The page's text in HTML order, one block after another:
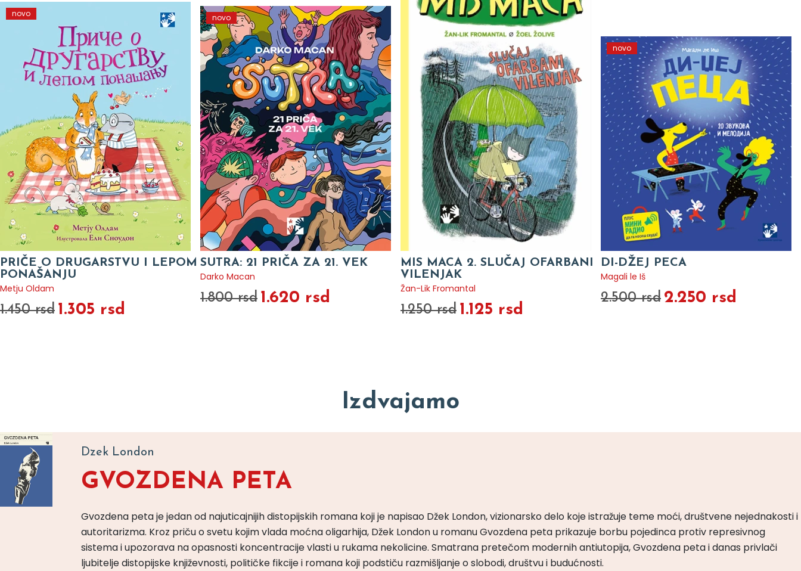
novo
PRIČE O DRUGARSTVU I LEPOM
PONAŠANJU
Metju Oldam
1.450 rsd 1.305 rsd
novo
SUTRA: 21 PRIČA ZA 21. VEK
Darko Macan
1.800 rsd 1.620 rsd
MIS MACA 2. SLUČAJ OFARBANI
VILENJAK
Žan-Lik Fromantal
1.250 rsd 1.125 rsd
novo
DI-DŽEJ PECA
Magali le Iš
2.500 rsd 2.250 rsd
Izdvajamo
Dzek London
GVOZDENA PETA
Gvozdena peta je jedan od najuticajnijih distopijskih romana koji je napisao Džek London, vizionarsko delo koje istražuje teme moći, društvene nejednakosti i
autoritarizma. Kroz priču o svetu kojim vlada moćna oligarhija, Džek London u romanu Gvozdena peta prikazuje borbu pojedinca protiv represivnog
sistema i upozorava na opasnosti koncentracije vlasti u rukama nekolicine. Smatrana pretečom modernih antiutopija, Gvozdena peta i danas privlači
ljubitelje distopijske književnosti, političke fikcije i romana koji podstiču razmišljanje o slobodi, društvu i budućnosti.